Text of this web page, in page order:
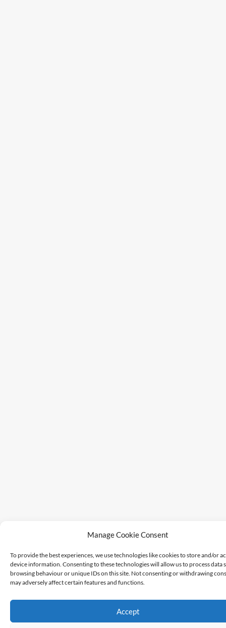
Manage Cookie Consent
To provide the best experiences, we use technologies like cookies to store and/or
device information. Consenting to these technologies will allow us to process data
browsing behaviour or unique IDs on this site. Not consenting or withdrawing
may adversely affect certain features and functions.
Accept